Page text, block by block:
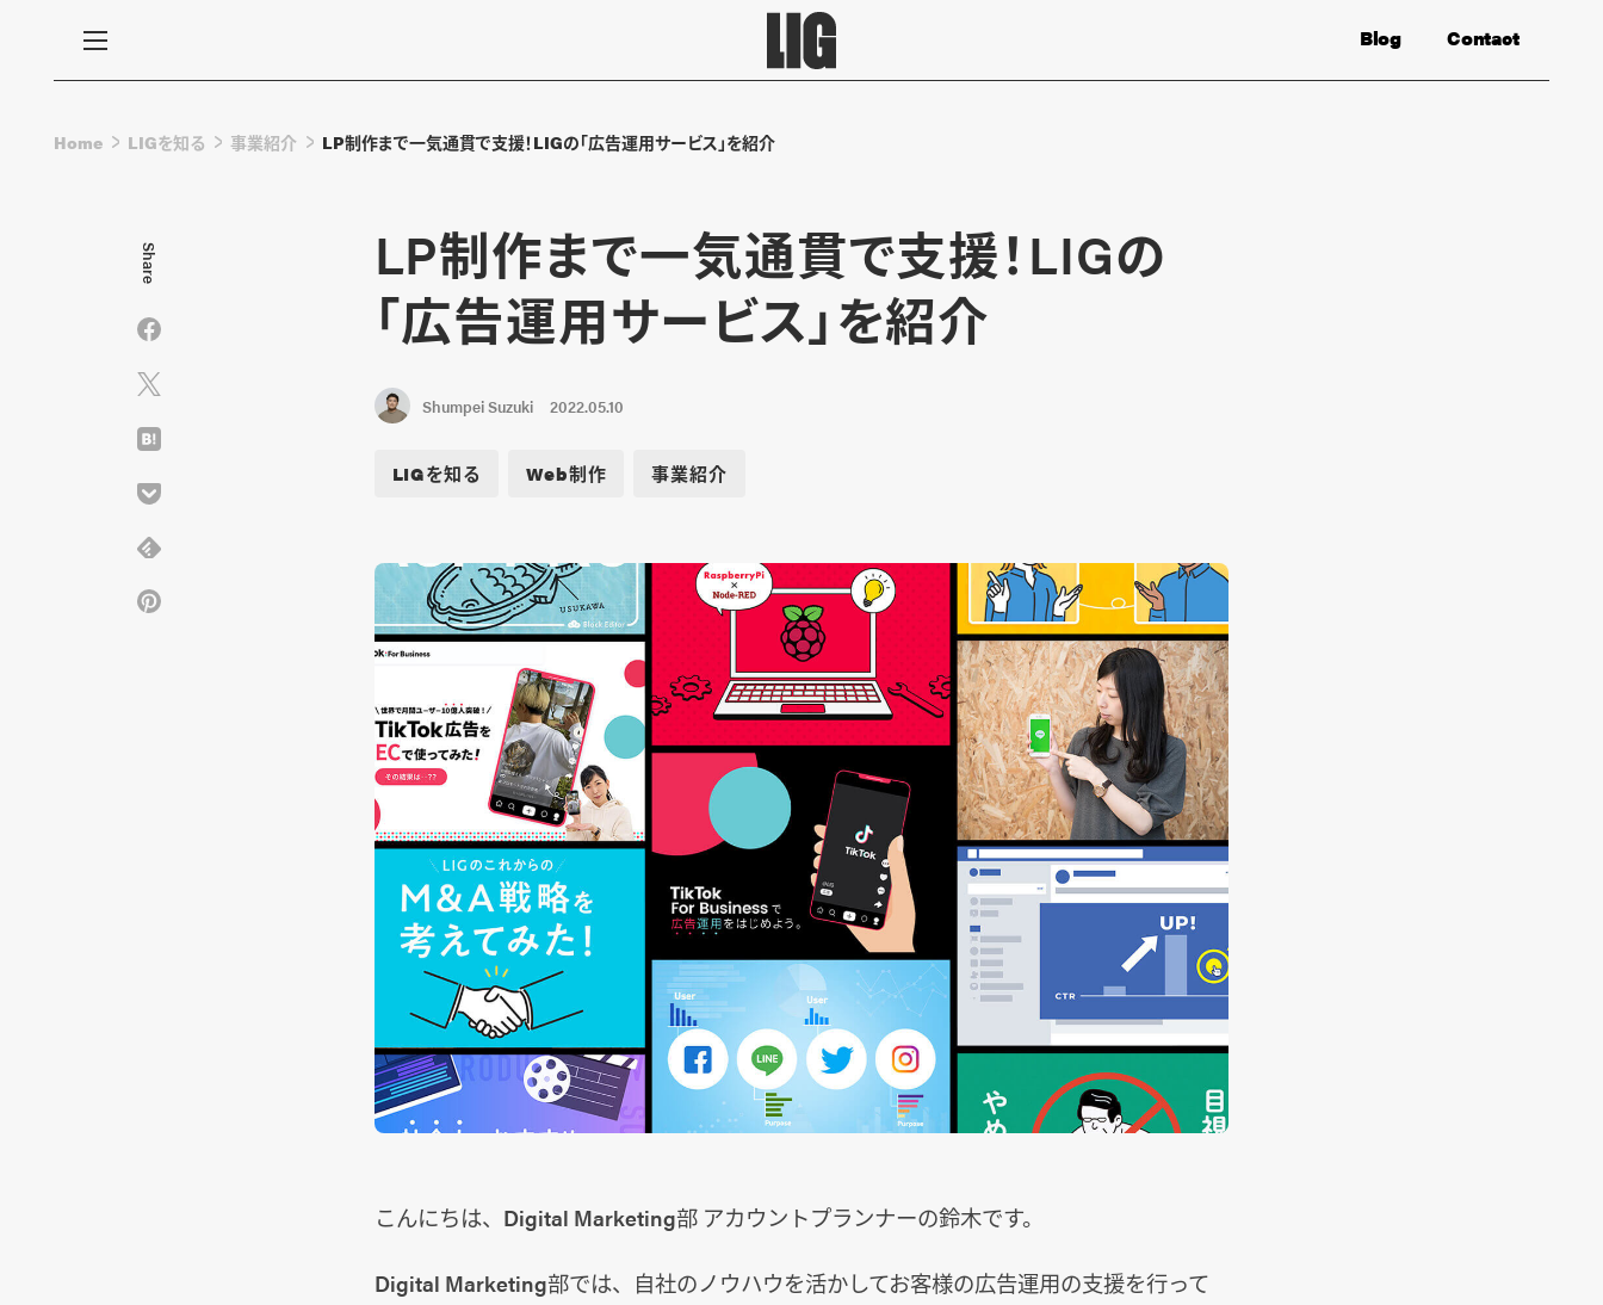
Contact
Blog
Home LIGを知る 事業紹介 LP制作まで一気通貫で支援！LIGの「広告運用サービス」を紹介
LP制作まで一気通貫で支援！LIGの
「広告運用サービス」を紹介
Shumpei Suzuki 2022.05.10
LIGを知る Web制作 事業紹介
こんにちは、Digital Marketing部 アカウントプランナーの鈴木です。
Digital Marketing部では、自社のノウハウを活かしてお客様の広告運用の支援を行って
Share